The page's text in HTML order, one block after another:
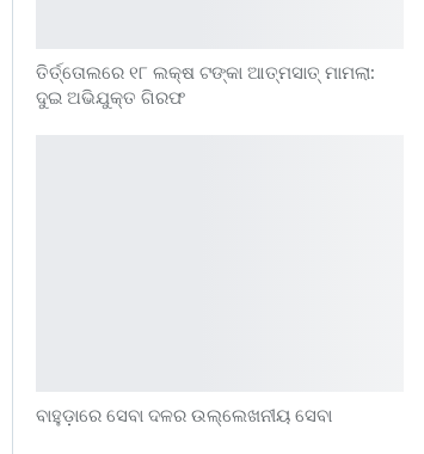
ତିର୍ତ୍ତୋଲରେ ୧୮ ଲକ୍ଷ ଟଙ୍କା ଆତ୍ମସାତ୍ ମାମଲା:
ଦୁଇ ଅଭିଯୁକ୍ତ ଗିରଫ
ବାହୁଡ଼ାରେ ସେବା ଦଳର ଉଲ୍ଲେଖନୀୟ ସେବା